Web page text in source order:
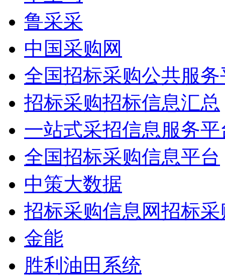
鲁采采
中国采购网
全国招标采购公共服务
招标采购招标信息汇总
一站式采招信息服务平
全国招标采购信息平台
中策大数据
招标采购信息网招标
金能
胜利油田系统